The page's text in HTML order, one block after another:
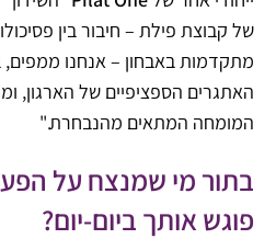
מתקדמות באבחון – אנחנו
האתגרים הספציפיים של הארגון,
המומחה המתאים מהנבחרת."
בתור מי שמנצח על
פוגש אותך ביום-יום?